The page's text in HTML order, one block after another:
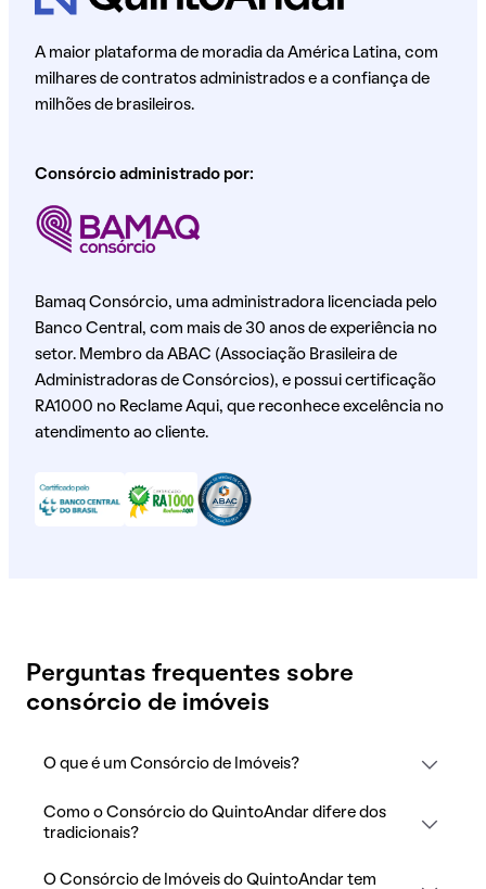
A maior plataforma de moradia da América Latina, com
milhares de contratos administrados e a confiança de
milhões de brasileiros.
Consórcio administrado por:
Bamaq Consórcio, uma administradora licenciada pelo
Banco Central, com mais de 30 anos de experiência no
setor. Membro da ABAC (Associação Brasileira de
Administradoras de Consórcios), e possui certificação
RA1000 no Reclame Aqui, que reconhece excelência no
atendimento ao cliente.
Perguntas frequentes sobre
consórcio de imóveis
O que é um Consórcio de Imóveis?
Como o Consórcio do QuintoAndar difere dos
tradicionais?
O Consórcio de Imóveis do QuintoAndar tem